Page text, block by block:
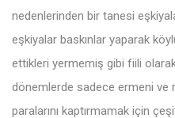
nedenlerinden bir tanesi
eşkiyalar baskınlar yaparak
ettikleri yermemiş gibi fiili
dönemlerde sadece ermeni ve
paralarını kaptırmamak için